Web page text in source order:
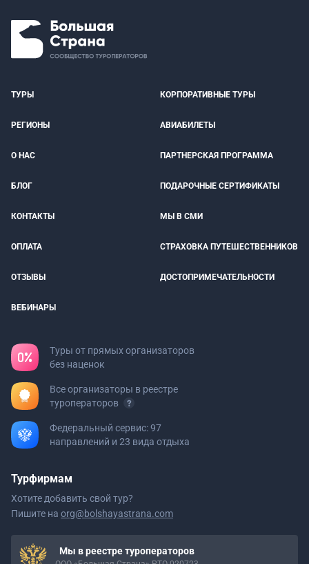
ТУРЫ КОРПОРАТИВНЫЕ ТУРЫ
РЕГИОНЫ АВИАБИЛЕТЫ
О НАС ПАРТНЕРСКАЯ ПРОГРАММА
БЛОГ ПОДАРОЧНЫЕ СЕРТИФИКАТЫ
КОНТАКТЫ МЫ В СМИ
ОПЛАТА СТРАХОВКА ПУТЕШЕСТВЕННИКОВ
ОТЗЫВЫ ДОСТОПРИМЕЧАТЕЛЬНОСТИ
ВЕБИНАРЫ
Туры от прямых организаторов
без наценок
Все организаторы в реестре
туроператоров
Федеральный сервис: 97
направлений и 23 вида отдыха
Турфирмам
Хотите добавить свой тур?
Пишите на org@bolshayastrana.com
Мы в реестре туроператоров